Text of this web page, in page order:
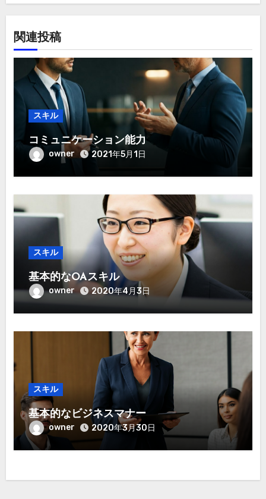
ン
関連投稿
スキル
コミュニケーション能力
owner 2021年5月1日
スキル
基本的なOAスキル
owner 2020年4月3日
スキル
基本的なビジネスマナー
owner 2020年3月30日